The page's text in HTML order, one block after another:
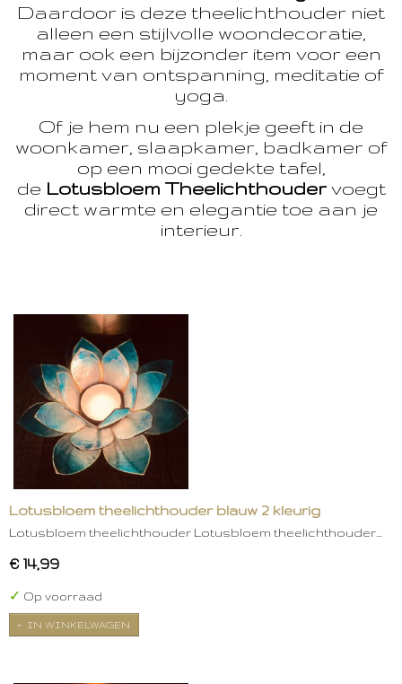
Daardoor is deze theelichthouder niet
alleen een stijlvolle woondecoratie,
maar ook een bijzonder item voor een
moment van ontspanning, meditatie of
yoga.
Of je hem nu een plekje geeft in de
woonkamer, slaapkamer, badkamer of
op een mooi gedekte tafel,
de Lotusbloem Theelichthoudervoegt
direct warmte en elegantie toe aan je
interieur.
Lotusbloem theelichthouder blauw 2 kleurig
Lotusbloem theelichthouder Lotusbloem theelichthouder…
€ 14,99
✓ Op voorraad
IN WINKELWAGEN